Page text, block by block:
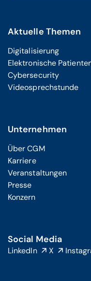
Aktuelle Themen
Digitalisierung
Elektronische
Cybersecurity
Videosprechstunde
Unternehmen
Über CGM
Karriere
Veranstaltungen
Presse
Konzern
Social Media
LinkedIn X